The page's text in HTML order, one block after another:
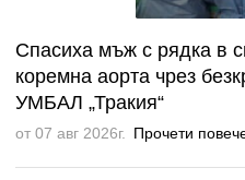
Спасиха мъж с рядка в
коремна аорта чрез
УМБАЛ „Тракия“
от 07 авг 2026г. Прочети